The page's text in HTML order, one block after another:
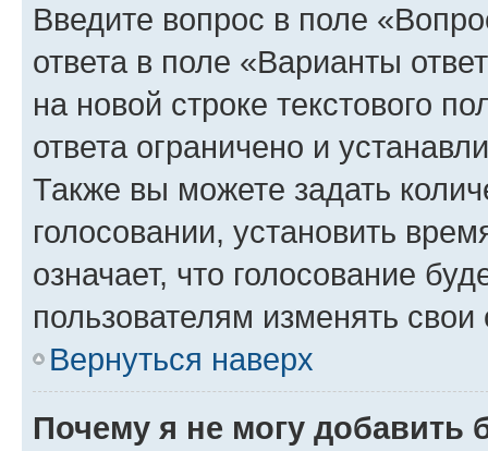
Введите вопрос в поле
ответа в поле «Варианты
на новой строке текстового
ответа ограничено и
Также вы можете задать
голосовании, установить
означает, что голосование
пользователям изменять свои
Вернуться наверх
Почему я не могу добавить